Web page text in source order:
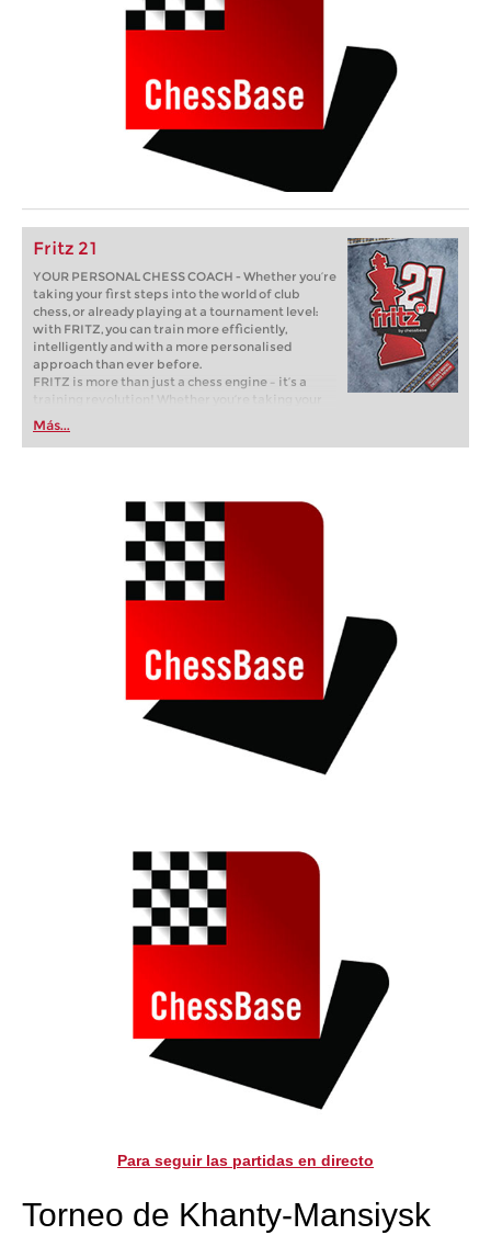
Fritz 21
YOUR PERSONAL CHESS COACH - Whether you’re
taking your first steps into the world of club
chess, or already playing at a tournament level:
with FRITZ, you can train more efficiently,
intelligently and with a more personalised
approach than ever before.
FRITZ is more than just a chess engine – it’s a
training revolution! Whether you’re taking your
first steps into the world of club chess, or already
playing at a tournament level: with FRITZ, you can
train more efficiently, intelligently and with a
Más...
Para seguir las partidas en directo
Torneo de Khanty-Mansiysk